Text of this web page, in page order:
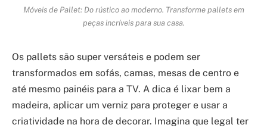
Móveis de Pallet: Do rústico ao moderno. Transforme pallets em
peças incríveis para sua casa.
Os pallets são super versáteis e podem ser
transformados em sofás, camas, mesas de centro e
até mesmo painéis para a TV. A dica é lixar bem a
madeira, aplicar um verniz para proteger e usar a
criatividade na hora de decorar. Imagina que legal ter